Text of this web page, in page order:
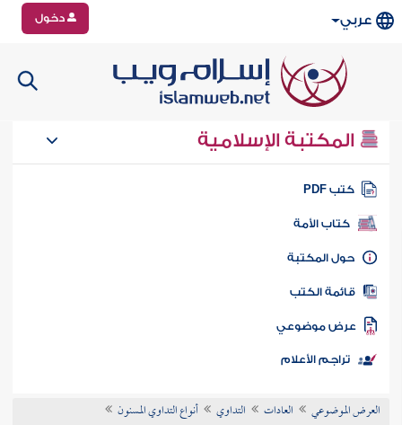
عربي دخول
المكتبة الإسلامية
كتب PDF
كتاب الأمة
المكتبة
الكتب
موضوعي
تراجم الأعلام
العرض الموضوعي العادات التداوي
أنواع التداوي المسنون